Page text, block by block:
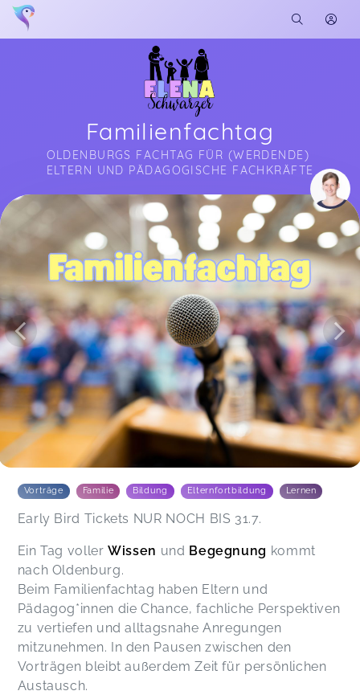
Familienfachtag
OLDENBURGS FACHTAG FÜR (WERDENDE)
ELTERN UND PÄDAGOGISCHE FACHKRÄFTE
Soon you will learn more about me here...
Vorträge Familie Bildung Elternfortbildung Lernen
Early Bird Tickets NUR NOCH BIS 31.7.
Ein Tag vollerWissen und Begegnung kommt
nach Oldenburg.
Beim Familienfachtag haben Eltern und
Pädagog*innen die Chance, fachliche Perspektiven
zu vertiefen und alltagsnahe Anregungen
mitzunehmen. In den Pausen zwischen den
Vorträgen bleibt außerdem Zeit für persönlichen
Austausch.